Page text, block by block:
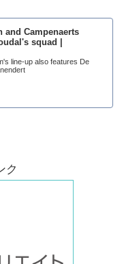
and Campenaerts
squad |
line-up also features De
ク